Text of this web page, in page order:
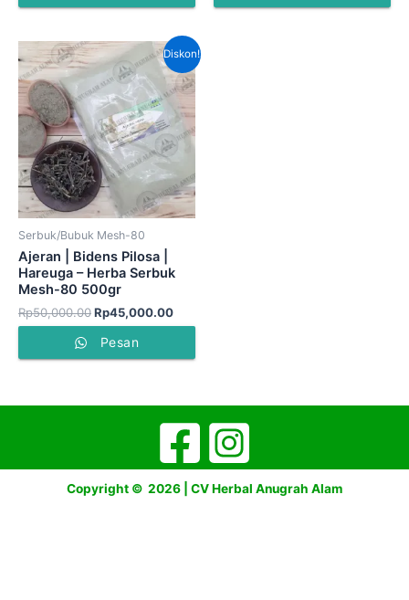
Diskon!
Serbuk/Bubuk Mesh-80
Ajeran | Bidens Pilosa |
Hareuga – Herba Serbuk
Mesh-80 500gr
Rp50,000.00
Harga
aslinya
adalah:
Rp50,000.00.
Rp45,000.00
Harga
saat
ini
adalah:
Rp45,000.00.
Pesan
Copyright © 2026 | CV Herbal Anugrah Alam